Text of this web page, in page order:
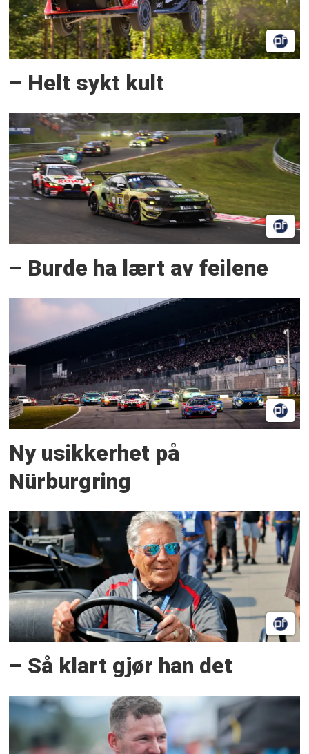
– Helt sykt kult
– Burde ha lært av feilene
Ny usikkerhet på
Nürburgring
– Så klart gjør han det